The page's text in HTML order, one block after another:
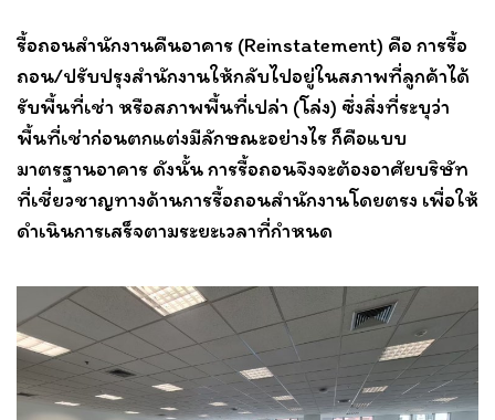
รื้อถอนสำนักงานคืนอาคาร (Reinstatement) คือ การรื้อ
ถอน/ปรับปรุงสำนักงานให้กลับไปอยู่ในสภาพที่ลูกค้าได้
รับพื้นที่เช่า หรือสภาพพื้นที่เปล่า (โล่ง) ซึ่งสิ่งที่ระบุว่า
พื้นที่เช่าก่อนตกแต่งมีลักษณะอย่างไร ก็คือแบบ
มาตรฐานอาคาร ดังนั้น การรื้อถอนจึงจะต้องอาศัยบริษัท
ที่เชี่ยวชาญทางด้านการรื้อถอนสำนักงานโดยตรง เพื่อให้
ดำเนินการเสร็จตามระยะเวลาที่กำหนด